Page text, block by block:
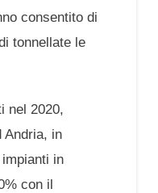
consentito di
tonnellate le
nel 2020,
Andria, in
in
con il